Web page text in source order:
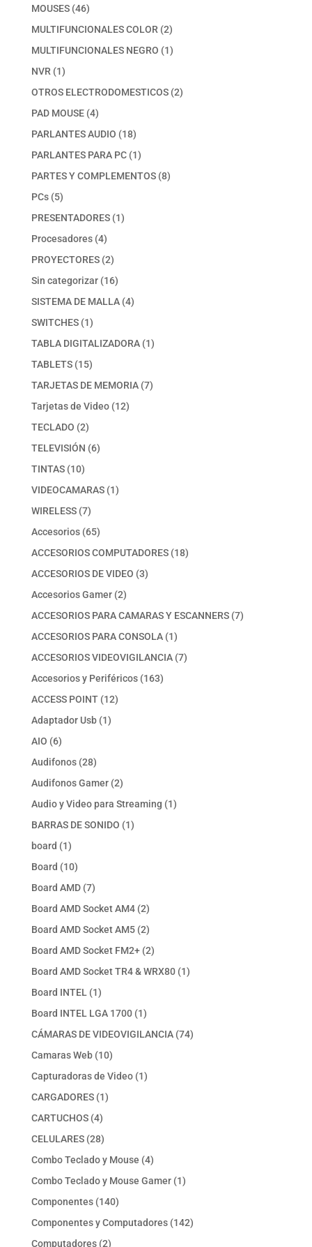
MOUSES 4646
productos
MULTIFUNCIONALES COLOR 22
productos
MULTIFUNCIONALES NEGRO 11
NVR 11
producto
OTROS ELECTRODOMESTICOS 22
PAD MOUSE 44
productos
PARLANTES AUDIO 1818
productos
PARLANTES PARA PC 11
producto
PARTES Y COMPLEMENTOS 88
PCs 55
productos
PRESENTADORES 11
Procesadores 44
productos
PROYECTORES 22
productos
Sin categorizar 1616
productos
SISTEMA DE MALLA 44
SWITCHES 11
producto
TABLA DIGITALIZADORA 11
TABLETS 1515
productos
TARJETAS DE MEMORIA 77
Tarjetas de Video 1212
TECLADO 22
productos
TELEVISIÓN 66
TINTAS 1010
productos
VIDEOCAMARAS 11
WIRELESS 77
productos
Accesorios 6565
productos
ACCESORIOS COMPUTADORES 1818
ACCESORIOS DE VIDEO 33
Accesorios Gamer 22
productos
ACCESORIOS PARA CAMARAS Y ESCANNERS 77
ACCESORIOS PARA CONSOLA 11
producto
ACCESORIOS VIDEOVIGILANCIA 77
Accesorios y Periféricos 163163
ACCESS POINT 1212
Adaptador Usb 11
AIO 66
productos
Audifonos 2828
productos
Audifonos Gamer 22
productos
Audio y Video para Streaming 11
BARRAS DE SONIDO 11
board 11
producto
Board 1010
productos
Board AMD 77
productos
Board AMD Socket AM4 22
productos
Board AMD Socket AM5 22
productos
Board AMD Socket FM2+ 22
productos
Board AMD Socket TR4 & WRX80 11
Board INTEL 11
producto
Board INTEL LGA 1700 11
producto
CÁMARAS DE VIDEOVIGILANCIA 7474
Camaras Web 1010
productos
Capturadoras de Video 11
CARGADORES 11
CARTUCHOS 44
productos
CELULARES 2828
productos
Combo Teclado y Mouse 44
productos
Combo Teclado y Mouse Gamer 11
Componentes 140140
productos
Componentes y Computadores 142142
Computadores 22